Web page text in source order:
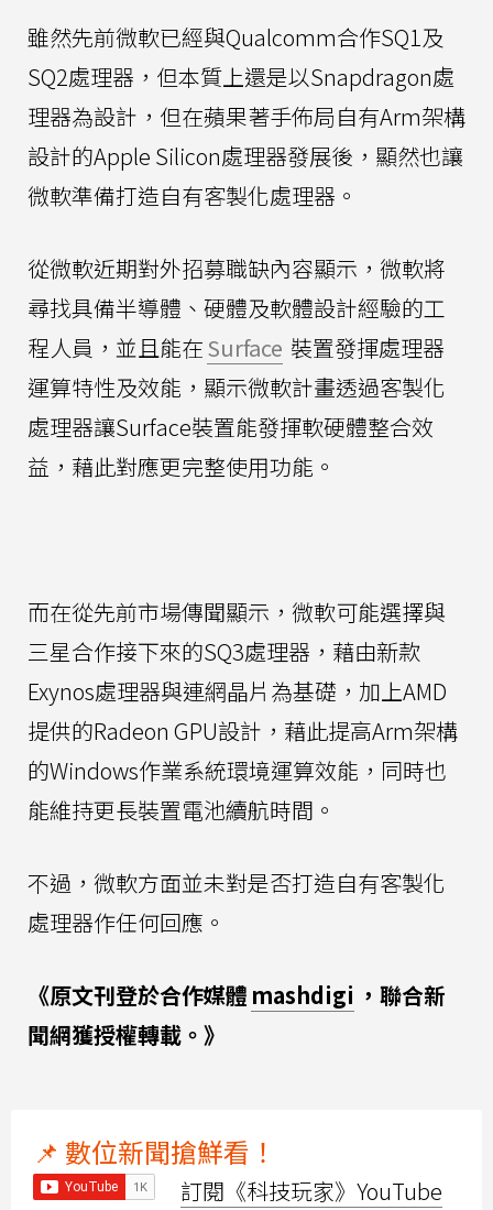
雖然先前微軟已經與Qualcomm合作SQ1及
SQ2處理器，但本質上還是以Snapdragon處
理器為設計，但在蘋果著手佈局自有Arm架構
設計的Apple Silicon處理器發展後，顯然也讓
微軟準備打造自有客製化處理器。
從微軟近期對外招募職缺內容顯示，微軟將
尋找具備半導體、硬體及軟體設計經驗的工
程人員，並且能在Surface 裝置發揮處理器
運算特性及效能，顯示微軟計畫透過客製化
處理器讓Surface裝置能發揮軟硬體整合效
益，藉此對應更完整使用功能。
而在從先前市場傳聞顯示，微軟可能選擇與
三星合作接下來的SQ3處理器，藉由新款
Exynos處理器與連網晶片為基礎，加上AMD
提供的Radeon GPU設計，藉此提高Arm架構
的Windows作業系統環境運算效能，同時也
能維持更長裝置電池續航時間。
不過，微軟方面並未對是否打造自有客製化
處理器作任何回應。
《原文刊登於合作媒體 mashdigi ，聯合新
聞網獲授權轉載。》
📌 數位新聞搶鮮看！
訂閱《科技玩家》YouTube